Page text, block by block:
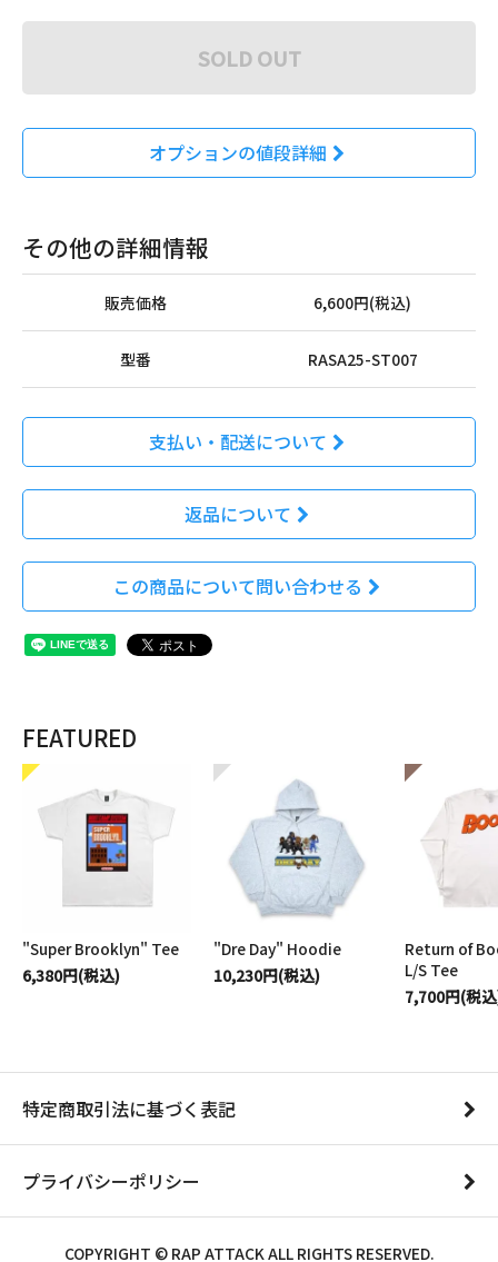
SOLD OUT
オプションの値段詳細
その他の詳細情報
販売価格 6,600円(税込)
型番 RASA25-ST007
支払い・配送について
返品について
この商品について問い合わせる
FEATURED
"Super Brooklyn" Tee
6,380円(税込)
"Dre Day" Hoodie
10,230円(税込)
Return of
L/S Tee
7,700円(税
特定商取引法に基づく表記
プライバシーポリシー
COPYRIGHT © RAP ATTACK ALL RIGHTS RESERVED.